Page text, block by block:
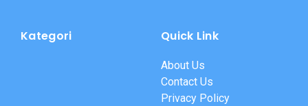
Kategori Quick Link
About Us
Contact Us
Privacy Policy